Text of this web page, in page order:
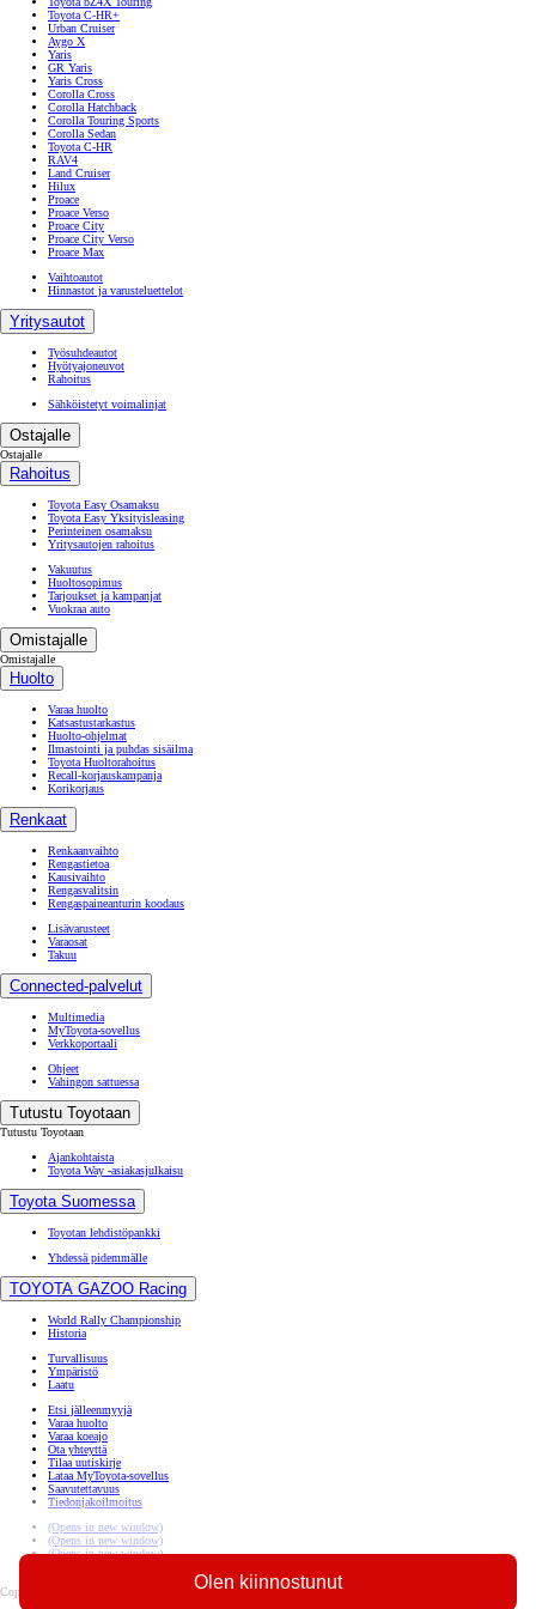
Olen kiinnostunut
Toyota C-HR+
Urban Cruiser
Aygo X
Yaris
GR Yaris
Yaris Cross
Corolla Cross
Corolla Hatchback
Corolla Touring Sports
Corolla Sedan
Toyota C-HR
RAV4
Land Cruiser
Hilux
Proace
Proace Verso
Proace City
Proace City Verso
Proace Max
Vaihtoautot
Hinnastot ja varusteluettelot
Yritysautot
Työsuhdeautot
Hyötyajoneuvot
Rahoitus
Sähköistetyt voimalinjat
Ostajalle
Ostajalle
Rahoitus
Toyota Easy Osamaksu
Toyota Easy Yksityisleasing
Perinteinen osamaksu
Yritysautojen rahoitus
Vakuutus
Huoltosopimus
Tarjoukset ja kampanjat
Vuokraa auto
Omistajalle
Omistajalle
Huolto
Varaa huolto
Katsastustarkastus
Huolto-ohjelmat
Ilmastointi ja puhdas sisäilma
Toyota Huoltorahoitus
Recall-korjauskampanja
Korikorjaus
Renkaat
Renkaanvaihto
Rengastietoa
Kausivaihto
Rengasvalitsin
Rengaspaineanturin koodaus
Lisävarusteet
Varaosat
Takuu
Connected-palvelut
Multimedia
MyToyota-sovellus
Verkkoportaali
Ohjeet
Vahingon sattuessa
Tutustu Toyotaan
Tutustu Toyotaan
Ajankohtaista
Toyota Way -asiakasjulkaisu
Toyota Suomessa
Toyotan lehdistöpankki
Yhdessä pidemmälle
TOYOTA GAZOO Racing
World Rally Championship
Historia
Turvallisuus
Ympäristö
Laatu
Etsi jälleenmyyjä
Varaa huolto
Varaa koeajo
Ota yhteyttä
Tilaa uutiskirje
Lataa MyToyota-sovellus
Saavutettavuus
Tiedonjakoilmoitus
(Opens in new window)
(Opens in new window)
(Opens in new window)
Copyright © Toyota Auto Finland Oy 2026